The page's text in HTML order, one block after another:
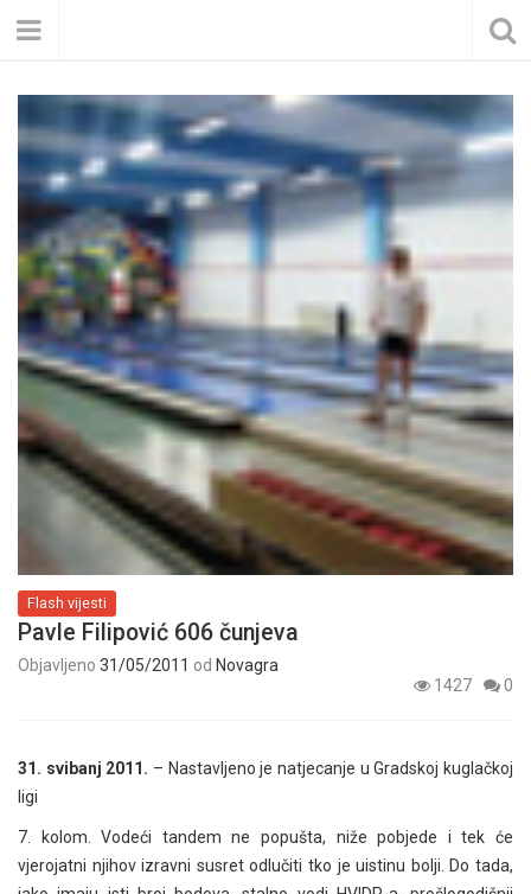
Flash vijesti
Pavle Filipović 606 čunjeva
Objavljeno 31/05/2011 od Novagra
1427
0
31. svibanj 2011. – Nastavljeno je natjecanje u Gradskoj kuglačkoj
ligi
7. kolom. Vodeći tandem ne popušta, niže pobjede i tek će
vjerojatni njihov izravni susret odlučiti tko je uistinu bolji. Do tada,